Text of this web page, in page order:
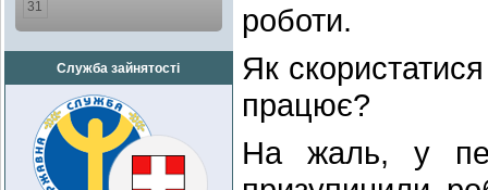
31
Служба зайнятості
роботи.
Як
працює?
На жаль, у